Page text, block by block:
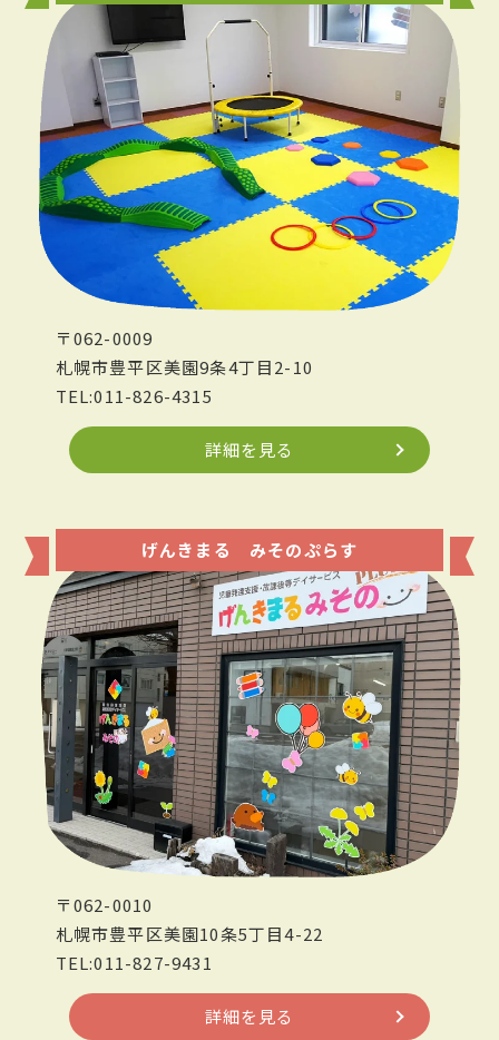
〒062-0009
札幌市豊平区美園9条4丁目2-10
TEL:011-826-4315
詳細を見る
げんきまる みそのぷらす
〒062-0010
札幌市豊平区美園10条5丁目4-22
TEL:011-827-9431
詳細を見る